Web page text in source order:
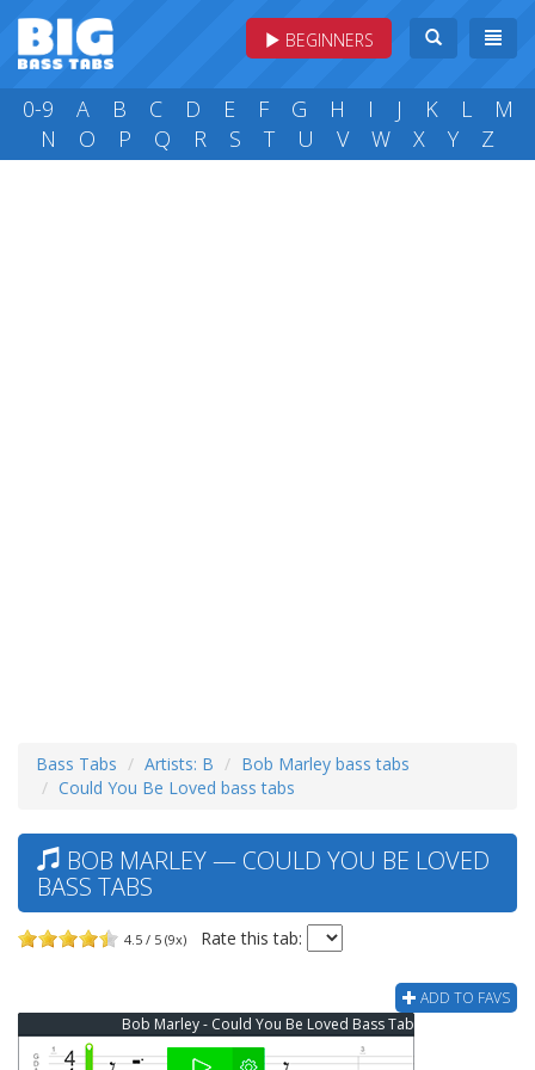
BEGINNERS
0-9 A B C D E F G H I J K L
M
N
O P Q R S T U V W X Y Z
Bass Tabs Artists: B
Bob Marley bass tabs
Could You Be Loved bass tabs
BOB MARLEY — COULD YOU BE LOVED
BASS TABS
4.5 / 5 (9x) Rate this tab:
ADD TO FAVS
Bob Marley - Could You Be Loved Bass Tab